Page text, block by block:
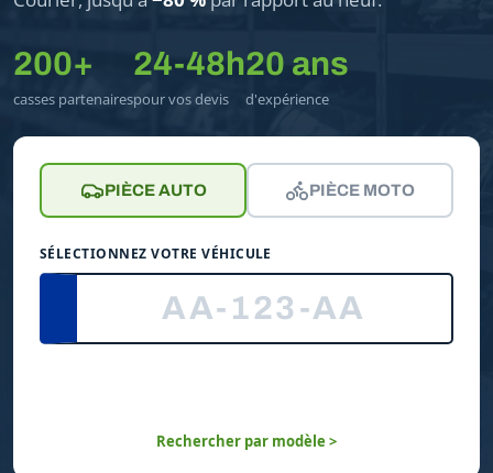
200+
casses partenaires
24-48h
pour vos devis
20 ans
d'expérience
PIÈCE AUTO PIÈCE MOTO
SÉLECTIONNEZ VOTRE VÉHICULE
Rechercher par modèle >